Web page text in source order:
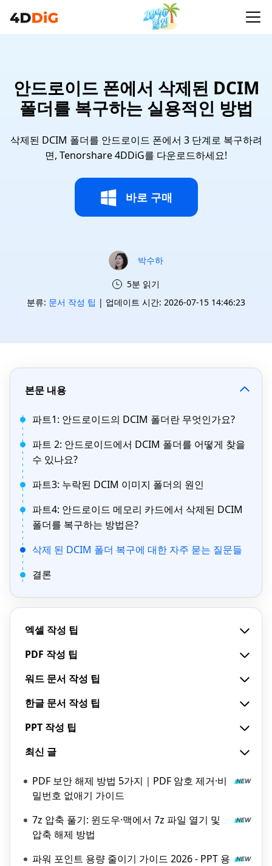
안드로이드 폰에서 삭제된 DCIM
폴더를 복구하는 실용적인 방법
삭제된 DCIM 폴더를 안드로이드 폰에서 3 단계로 복구하려
면, Tenorshare 4DDiG를 다운로드하세요!
바로 구매
박수하
5분 읽기
분류: 문서 작성 팁 | 업데이트 시간: 2026-07-15 14:46:23
본문 내용
파트1: 안드로이드의 DCIM 폴더란 무엇인가요?
파트 2: 안드로이드에서 DCIM 폴더를 어떻게 찾을
수 있나요?
파트3: 누락된 DCIM 이미지 폴더의 원인
파트4: 안드로이드 메모리 카드에서 삭제된 DCIM
폴더를 복구하는 방법은?
삭제 된 DCIM 폴더 복구에 대한 자주 묻는 질문들
결론
엑셀 작성 팁
PDF 작성 팁
워드 문서 작성 팁
한글 문서 작성 팁
PPT 작성 팁
최신 글
PDF 보안 해제 방법 5가지｜PDF 암호 제거·비
밀번호 없애기 가이드
7z 압축 풀기: 윈도우·맥에서 7z 파일 열기 및
압축 해제 방법
파워 포인트 용량 줄이기 가이드 2026 - PPT 용